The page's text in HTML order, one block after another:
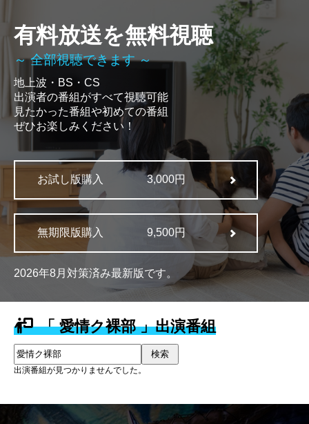
有料放送を無料視聴
～ 全部視聴できます ～
地上波・BS・CS
出演者の番組がすべて視聴可能
見たかった番組や初めての番組
ぜひお楽しみください！
お試し版購入 3,000円
無期限版購入 9,500円
2026年8月対策済み最新版です。
「 愛情ク裸部 」出演番組
検索
出演番組が見つかりませんでした。